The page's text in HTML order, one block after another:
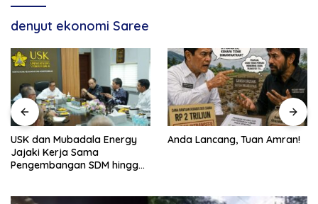
denyut ekonomi Saree
USK dan Mubadala Energy
Jajaki Kerja Sama
Pengembangan SDM hingga
Anda Lancang, Tuan Amran!